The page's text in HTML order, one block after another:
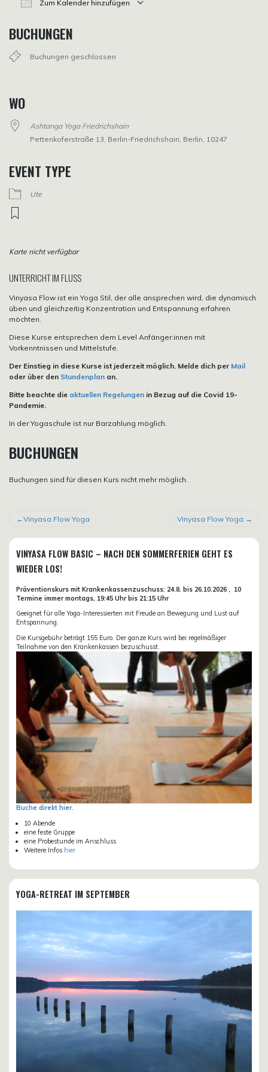
Zum Kalender hinzufügen
BUCHUNGEN
Buchungen geschlossen
WO
Ashtanga Yoga Friedrichshain
Pettenkoferstraße 13, Berlin-Friedrichshain, Berlin, 10247
EVENT TYPE
Ute
Karte nicht verfügbar
UNTERRICHT IM FLUSS
Vinyasa Flow ist ein Yoga Stil, der alle ansprechen wird, die dynamisch
üben und gleichzeitig Konzentration und Entspannung erfahren
möchten.
Diese Kurse entsprechen dem Level Anfänger:innen mit
Vorkenntnissen und Mittelstufe.
Der Einstieg in diese Kurse ist jederzeit möglich. Melde dich per Mail
oder über den Stundenplan an.
Bitte beachte die aktuellen Regelungen in Bezug auf die Covid 19-
Pandemie.
In der Yogaschule ist nur Barzahlung möglich.
BUCHUNGEN
Buchungen sind für diesen Kurs nicht mehr möglich.
BEITRAGSNAVIGATION
Vinyasa Flow Yoga Vinyasa Flow Yoga
VINYASA FLOW BASIC – NACH DEN SOMMERFERIEN GEHT ES
WIEDER LOS!
Präventionskurs mit Krankenkassenzuschuss: 24.8. bis 26.10.2026 , 10
Termine immer montags, 19:45 Uhr bis 21:15 Uhr
Geeignet für alle Yoga-Interessierten mit Freude an Bewegung und Lust auf
Entspannung.
Die Kursgebühr beträgt 155 Euro. Der ganze Kurs wird bei regelmäßiger
Teilnahme von den Krankenkassen bezuschusst.
Buche direkt hier.
10 Abende
eine feste Gruppe
eine Probestunde im Anschluss
Weitere Infos hier
YOGA-RETREAT IM SEPTEMBER